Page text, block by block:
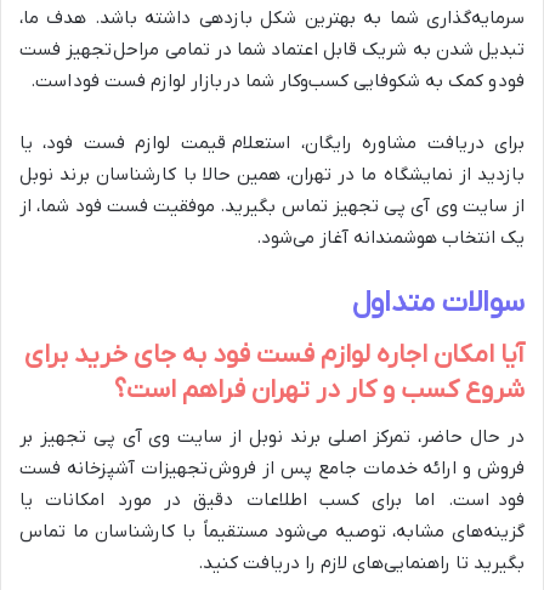
سرمایه‌گذاری شما به بهترین شکل بازدهی داشته باشد. هدف ما،
تبدیل شدن به شریک قابل اعتماد شما در تمامی مراحل تجهیز فست
فود و کمک به شکوفایی کسب‌وکار شما در بازار لوازم فست فود است.
برای دریافت مشاوره رایگان، استعلام قیمت لوازم فست فود، یا
بازدید از نمایشگاه ما در تهران، همین حالا با کارشناسان برند نوبل
از سایت وی آی پی تجهیز تماس بگیرید. موفقیت فست فود شما، از
یک انتخاب هوشمندانه آغاز می‌شود.
سوالات متداول
آیا امکان اجاره لوازم فست فود به جای خرید برای
شروع کسب و کار در تهران فراهم است؟
در حال حاضر، تمرکز اصلی برند نوبل از سایت وی آی پی تجهیز بر
فروش و ارائه خدمات جامع پس از فروش تجهیزات آشپزخانه فست
فود است. اما برای کسب اطلاعات دقیق در مورد امکانات یا
گزینه‌های مشابه، توصیه می‌شود مستقیماً با کارشناسان ما تماس
بگیرید تا راهنمایی‌های لازم را دریافت کنید.